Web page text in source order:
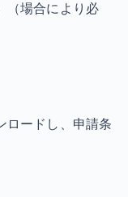
（場合により必
ロードし、申請条